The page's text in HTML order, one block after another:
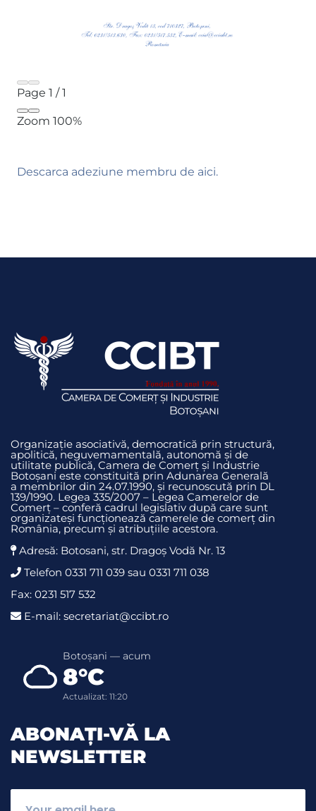
Page 1 /1
Zoom 100%
Descarca adeziune membru de aici.
Organizație asociativă, democratică prin structură,
apolitică, neguvemamentală, autonomă și de
utilitate publică, Camera de Comerț și Industrie
Botoșani este constituită prin Adunarea Generală
a membrilor din 24.07.1990, și recunoscută prin DL
139/1990. Legea 335/2007 – Legea Camerelor de
Comerț – conferă cadrul legislativ după care sunt
organizateși funcționează camerele de comerț din
România, precum și atribuțiile acestora.
Adresă: Botosani, str. Dragoş Vodă Nr. 13
Telefon 0331 711 039 sau 0331 711 038
Fax: 0231 517 532
E-mail: secretariat@ccibt.ro
Botoșani — acum
8°C
Actualizat: 11:20
ABONAȚI-VĂ LA
NEWSLETTER